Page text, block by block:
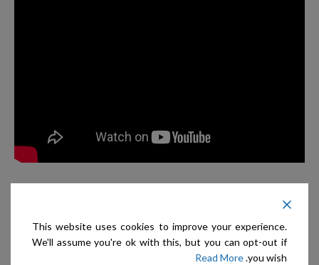
מוצרים קשורים
This website uses cookies to improve your experience.
We'll assume you're ok with this, but you can opt-out if
you wish.
Read More